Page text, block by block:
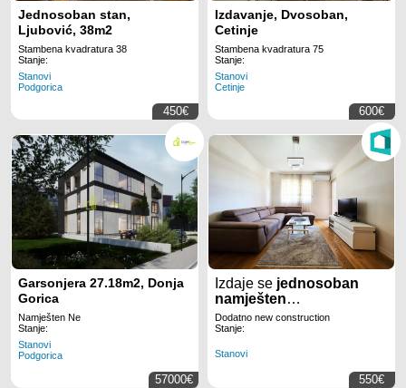
Jednosoban stan,
Ljubović, 38m2
Stambena kvadratura 38
Stanje:
Stanovi
Podgorica
450€
Izdavanje, Dvosoban,
Cetinje
Stambena kvadratura 75
Stanje:
Stanovi
Cetinje
600€
Garsonjera 27.18m2, Donja
Gorica
Namješten Ne
Stanje:
Stanovi
Podgorica
57000€
Izdaje sejednosoban
namješten
stan,površine49m2
novom kvartu
Dodatno new construction
Stanje:
Stanovi
550€